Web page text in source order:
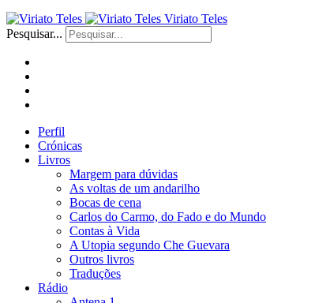
Viriato Teles
Pesquisar...
Perfil
Crónicas
Livros
Margem para dúvidas
As voltas de um andarilho
Bocas de cena
Carlos do Carmo, do Fado e do Mundo
Contas à Vida
A Utopia segundo Che Guevara
Outros livros
Traduções
Rádio